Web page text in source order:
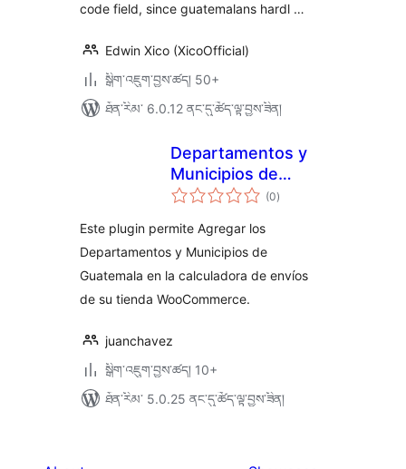
code field, since guatemalans hardl …
Edwin Xico (XicoOfficial)
སྒྲིག་འཇུག་བྱས་ཚད། 50+
ཐོན་རིམ་ 6.0.12 ནང་དུ་ཚོད་ལྟ་བྱས་ཟིན།
Departamentos y
Municipios de
Guatemala para
(0གདེང་
འཇོག་
)
Este plugin permite Agregar los
Departamentos y Municipios de
Guatemala en la calculadora de envíos
de su tienda WooCommerce.
juanchavez
སྒྲིག་འཇུག་བྱས་ཚད། 10+
ཐོན་རིམ་ 5.0.25 ནང་དུ་ཚོད་ལྟ་བྱས་ཟིན།